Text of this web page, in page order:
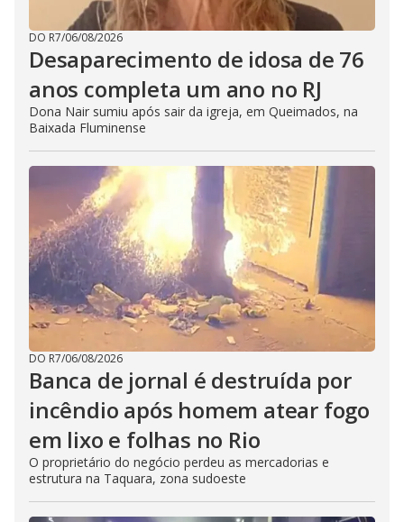
DO R7/06/08/2026
Desaparecimento de idosa de 76
anos completa um ano no RJ
Dona Nair sumiu após sair da igreja, em Queimados, na
Baixada Fluminense
DO R7/06/08/2026
Banca de jornal é destruída por
incêndio após homem atear fogo
em lixo e folhas no Rio
O proprietário do negócio perdeu as mercadorias e
estrutura na Taquara, zona sudoeste